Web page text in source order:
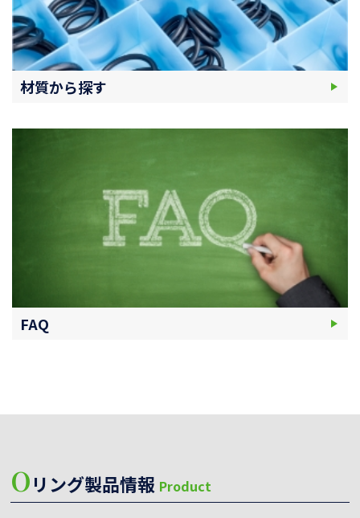
材質から探す
FAQ
Oリング製品情報 Product